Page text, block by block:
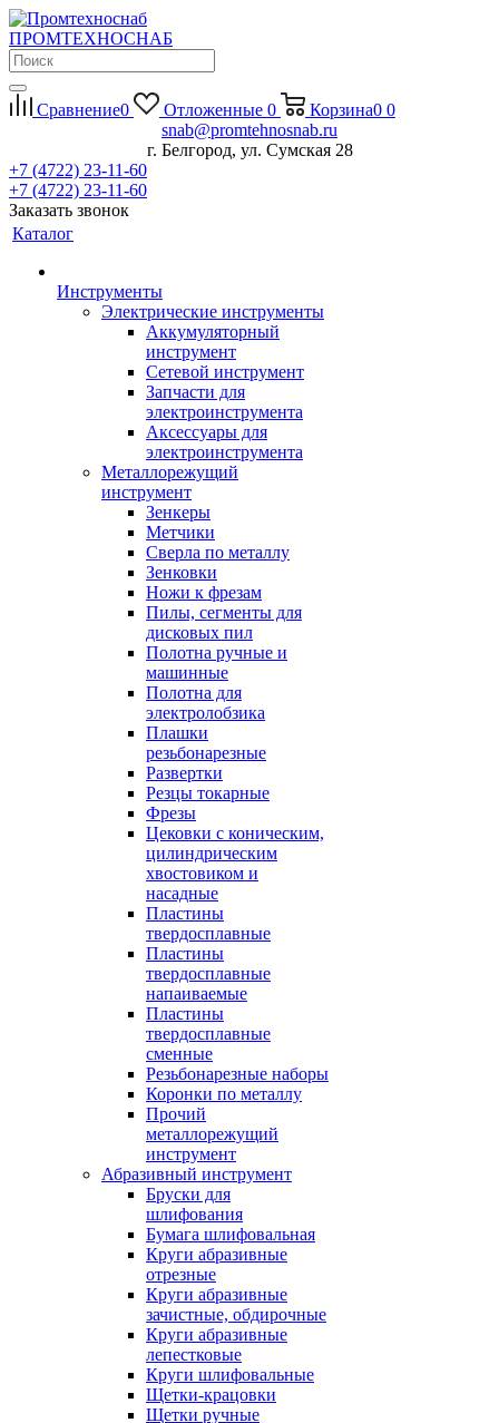
ПРОМТЕХНОСНАБ
Сравнение0 Отложенные 0 Корзина0 0
snab@promtehnosnab.ru
г. Белгород, ул. Сумская 28
+7 (4722) 23-11-60
+7 (4722) 23-11-60
Заказать звонок
Каталог
Инструменты
Электрические инструменты
Аккумуляторный
инструмент
Сетевой инструмент
Запчасти для
электроинструмента
Аксессуары для
электроинструмента
Металлорежущий
инструмент
Зенкеры
Метчики
Сверла по металлу
Зенковки
Ножи к фрезам
Пилы, сегменты для
дисковых пил
Полотна ручные и
машинные
Полотна для
электролобзика
Плашки
резьбонарезные
Развертки
Резцы токарные
Фрезы
Цековки с коническим,
цилиндрическим
хвостовиком и
насадные
Пластины
твердосплавные
Пластины
твердосплавные
напаиваемые
Пластины
твердосплавные
сменные
Резьбонарезные наборы
Коронки по металлу
Прочий
металлорежущий
инструмент
Абразивный инструмент
Бруски для
шлифования
Бумага шлифовальная
Круги абразивные
отрезные
Круги абразивные
зачистные, обдирочные
Круги абразивные
лепестковые
Круги шлифовальные
Щетки-крацовки
Щетки ручные